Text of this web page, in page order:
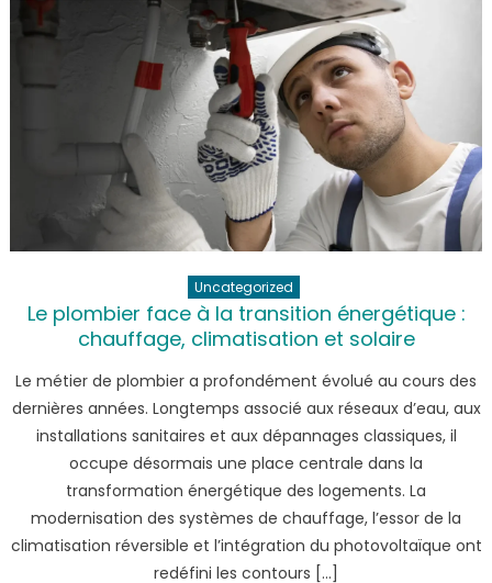
Uncategorized
Le plombier face à la transition énergétique :
chauffage, climatisation et solaire
Le métier de plombier a profondément évolué au cours des
dernières années. Longtemps associé aux réseaux d’eau, aux
installations sanitaires et aux dépannages classiques, il
occupe désormais une place centrale dans la
transformation énergétique des logements. La
modernisation des systèmes de chauffage, l’essor de la
climatisation réversible et l’intégration du photovoltaïque ont
redéfini les contours […]